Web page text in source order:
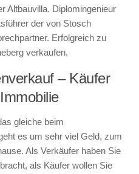
Altbauvilla. Diplomingenieur
der von Stosch
Erfolgreich zu
verkaufen.
– Käufer
gleiche beim
es um sehr viel Geld, zum
Als Verkäufer haben Sie
als Käufer wollen Sie